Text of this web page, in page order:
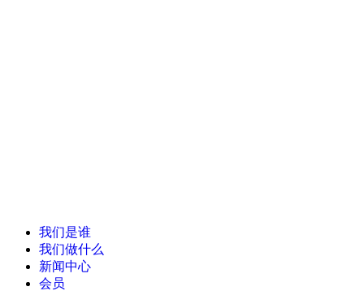
我们是谁
我们做什么
新闻中心
会员